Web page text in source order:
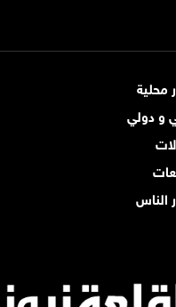
محلية
و دولي
الناس